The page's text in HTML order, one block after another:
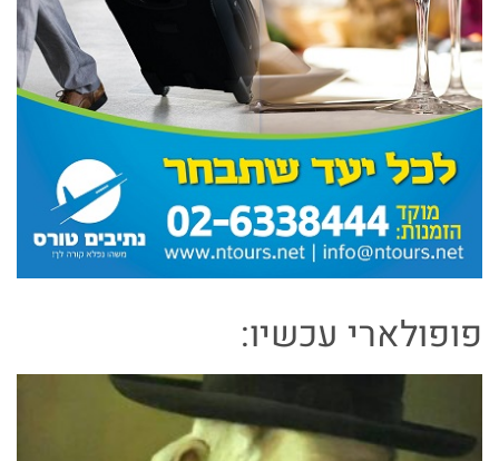
פופולארי עכשיו: